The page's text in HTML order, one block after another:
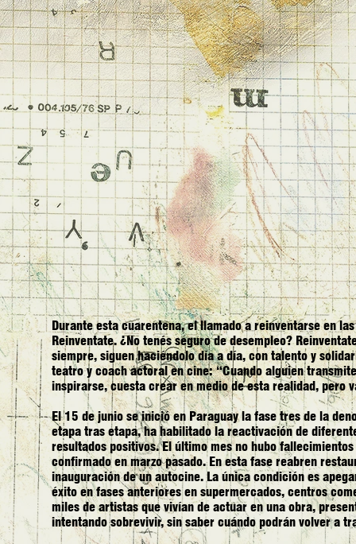
Durante esta cuarentena, el llamado a reinventarse en
Reinventate. ¿No tenés seguro de desempleo?
siempre, siguen haciéndolo día a día, con talento y
teatro y coach actoral en cine: “Cuando alguien
inspirarse, cuesta crear en medio de esta realidad, pero
El 15 de junio se inició en Paraguay la fase tres de la
etapa tras etapa, ha habilitado la reactivación de
resultados positivos. El último mes no hubo
confirmado en marzo pasado. En esta fase reabren
inauguración de un autocine. La única condición es
éxito en fases anteriores en supermercados, centros
miles de artistas que vivían de actuar en una obra,
intentando sobrevivir, sin saber cuándo podrán volver a